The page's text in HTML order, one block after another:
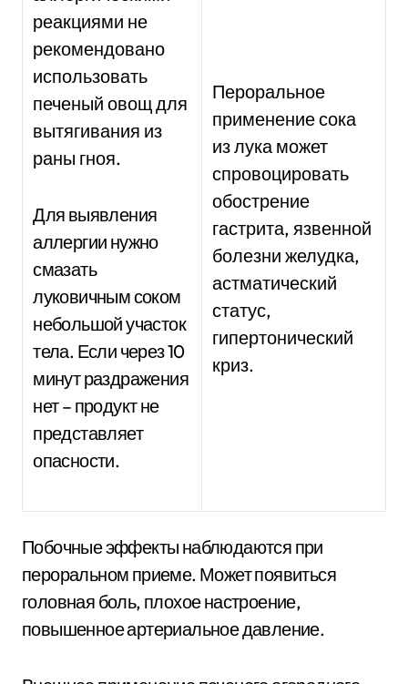
реакциями не
рекомендовано
использовать
печеный овощ для
вытягивания из
раны гноя.
Для выявления
аллергии нужно
смазать
луковичным соком
небольшой участок
тела. Если через 10
минут раздражения
нет – продукт не
представляет
опасности.
Пероральное
применение сока
из лука может
спровоцировать
обострение
гастрита, язвенной
болезни желудка,
астматический
статус,
гипертонический
криз.
Побочные эффекты наблюдаются при
пероральном приеме. Может появиться
головная боль, плохое настроение,
повышенное артериальное давление.